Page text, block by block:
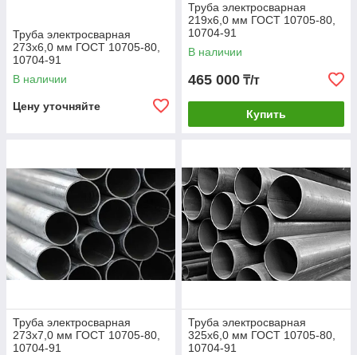
Труба электросварная
273х6,0 мм ГОСТ 10705-80,
10704-91
В наличии
Цену уточняйте
Труба электросварная
219х6,0 мм ГОСТ 10705-80,
10704-91
В наличии
465 000 ₸/т
Купить
Труба электросварная
273х7,0 мм ГОСТ 10705-80,
10704-91
Труба электросварная
325х6,0 мм ГОСТ 10705-80,
10704-91